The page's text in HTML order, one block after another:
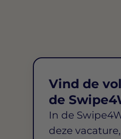
Vind de
de
In de
deze